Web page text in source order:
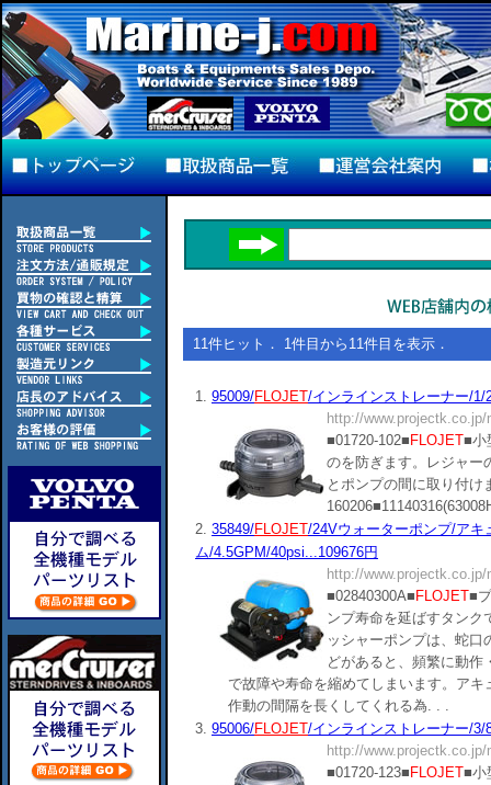
11件ヒット． 1件目から11件目を表示．
1. 95009/FLOJET/インラインストレーナー/1/
http://
■01720-102■ FLOJET■小
のを防ぎます。レジャー
とポンプの間に取り付け
2. 35849/FLOJET/24Vウォーターポンプ/アキ
ム/4.5GPM/40psi...109676円
http://
■02840300A■ FLOJET■
ンプ寿命を延ばすタンク
ッシャーポンプは、蛇口
どがあると、頻繁に動作
で故障や寿命を縮めてしまいます。ア
作動の間隔を長くしてくれる為. . .
3. 95006/FLOJET/インラインストレーナー/3/
http://
■01720-123■ FLOJET■小